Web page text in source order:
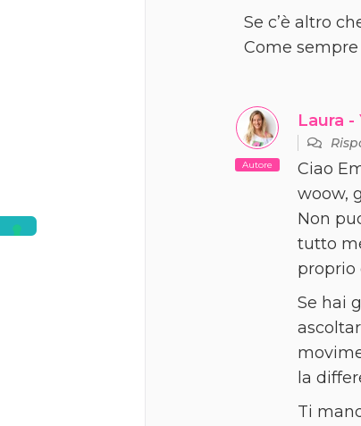
Se c’è altro
Come
Autore
Laura -
Ciao
woow,
Non
tutto
proprio
Se hai
la
Ti